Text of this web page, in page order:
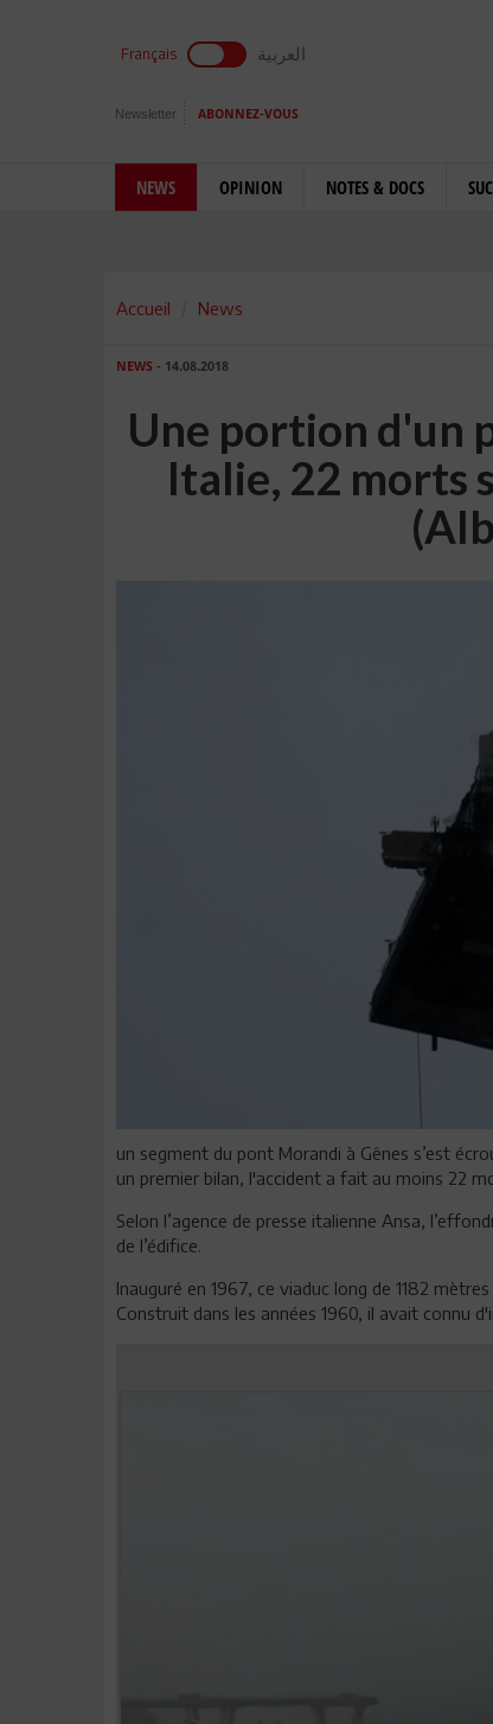
Français العربية
Newsletter ABONNEZ-VOUS
NEWS OPINION NOTES & DOCS
Accueil News
NEWS - 14.08.2018
Une portion d'un
Italie, 22 morts
un segment du pont Morandi à Gênes s’est
un premier bilan, l'accident a fait au moins 22
Selon l’agence de presse italienne Ansa,
de l’édifice.
Inauguré en 1967, ce viaduc long de 1182
Construit dans les années 1960, il avait connu